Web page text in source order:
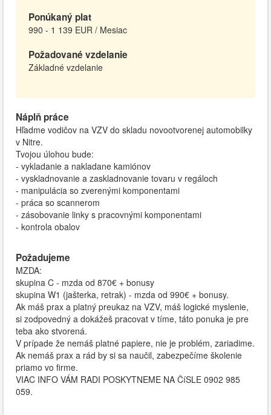
Ponúkaný plat
990 - 1 139 EUR / Mesiac
Požadované vzdelanie
Základné vzdelanie
Náplň práce
Hľadme vodičov na VZV do skladu novootvorenej automobilky
v Nitre.
Tvojou úlohou bude:
- vykladanie a nakladane kamiónov
- vyskladnovanie a zaskladnovanie tovaru v regáloch
- manipulácia so zverenými komponentami
- práca so scannerom
- zásobovanie linky s pracovnými komponentami
- kontrola obalov
Požadujeme
MZDA:
skupina C - mzda od 870€ + bonusy
skupina W1 (jašterka, retrak) - mzda od 990€ + bonusy.
Ak máš prax a platný preukaz na VZV, máš logické myslenie,
si zodpovedný a dokážeš pracovat v tíme, táto ponuka je pre
teba ako stvorená.
V prípade že nemáš platné papiere, nie je problém, zariadime.
Ak nemáš prax a rád by si sa naučil, zabezpečíme školenie
priamo vo firme.
VIAC INFO VÁM RADI POSKYTNEME NA ČíSLE 0902 985
059.